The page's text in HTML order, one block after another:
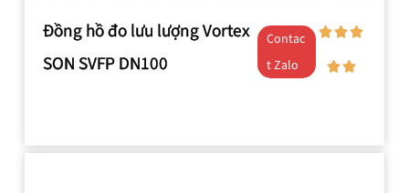
Đồng hồ đo lưu lượng Vortex
SON SVFP DN100
Contac
t Zalo